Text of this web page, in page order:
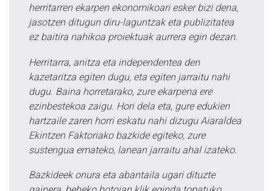
herritarren ekarpen ekonomikoari esker bizi dena,
jasotzen ditugun diru-laguntzak eta publizitatea
ez baitira nahikoa proiektuak aurrera egin dezan.
Herritarra, anitza eta independentea den
kazetaritza egiten dugu, eta egiten jarraitu nahi
dugu. Baina horretarako, zure ekarpena ere
ezinbestekoa zaigu. Hori dela eta, gure edukien
hartzaile zaren horri eskatu nahi dizugu Aiaraldea
Ekintzen Faktoriako bazkide egiteko, zure
sustengua emateko, lanean jarraitu ahal izateko.
Bazkideek onura eta abantaila ugari dituzte